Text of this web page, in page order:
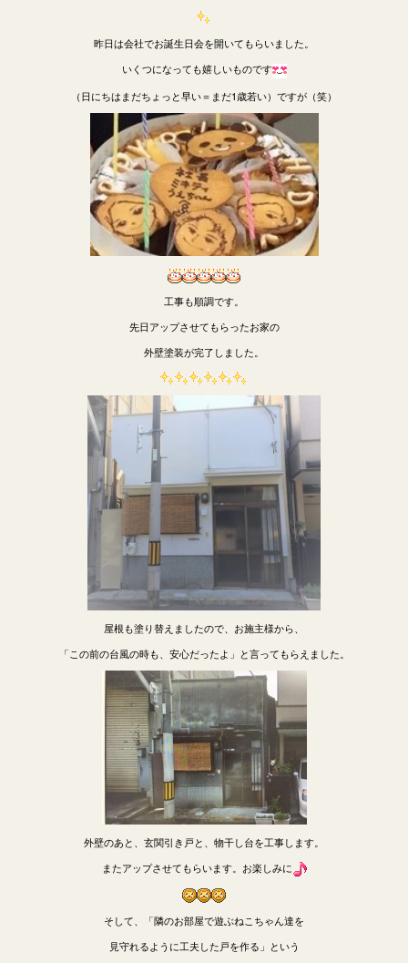
昨日は会社でお誕生日会を開いてもらいました。
いくつになっても嬉しいものです
（日にちはまだちょっと早い＝まだ1歳若い）ですが（笑）
工事も順調です。
先日アップさせてもらったお家の
外壁塗装が完了しました。
屋根も塗り替えましたので、お施主様から、
「この前の台風の時も、安心だったよ」と言ってもらえました。
外壁のあと、玄関引き戸と、物干し台を工事します。
またアップさせてもらいます。お楽しみに
そして、「隣のお部屋で遊ぶねこちゃん達を
見守れるように工夫した戸を作る」という